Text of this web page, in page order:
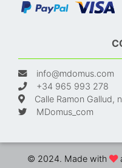
info@mdomus.com
+34 965 993 278
Calle Ramon Gallud,
MDomus_com
© 2024. Made with